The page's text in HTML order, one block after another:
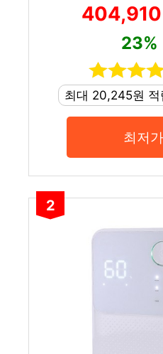
23%
최대 20,245원 적
최저
2